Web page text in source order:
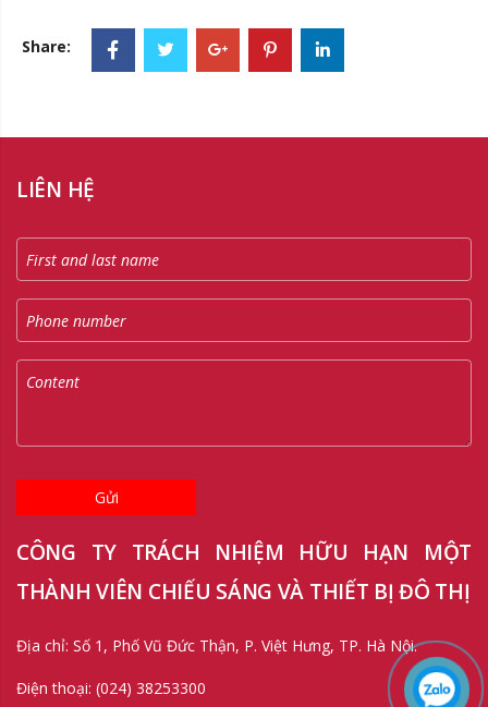
Share:
LIÊN HỆ
Gửi
CÔNG TY TRÁCH NHIỆM HỮU HẠN MỘT
THÀNH VIÊN CHIẾU SÁNG VÀ THIẾT BỊ ĐÔ THỊ
Địa chỉ: Số 1, Phố Vũ Đức Thận, P. Việt Hưng, TP. Hà Nội.
Điện thoại: (024) 38253300